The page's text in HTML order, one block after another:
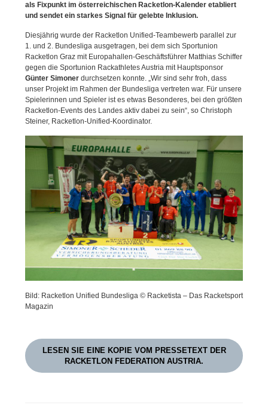
als Fixpunkt im österreichischen Racketlon-Kalender etabliert
und sendet ein starkes Signal für gelebte Inklusion.
Diesjährig wurde der Racketlon Unified-Teambewerb parallel zur
1. und 2. Bundesliga ausgetragen, bei dem sich Sportunion
Racketlon Graz mit Europahallen-Geschäftsführer Matthias Schiffer
gegen die Sportunion Rackathletes Austria mit Hauptsponsor
Günter Simoner durchsetzen konnte. „Wir sind sehr froh, dass
unser Projekt im Rahmen der Bundesliga vertreten war. Für unsere
Spielerinnen und Spieler ist es etwas Besonderes, bei den größten
Racketlon-Events des Landes aktiv dabei zu sein“, so Christoph
Steiner, Racketlon-Unified-Koordinator.
Bild: Racketlon Unified Bundesliga © Racketista – Das Racketsport
Magazin
LESEN SIE EINE KOPIE VOM PRESSETEXT DER
RACKETLON FEDERATION AUSTRIA.